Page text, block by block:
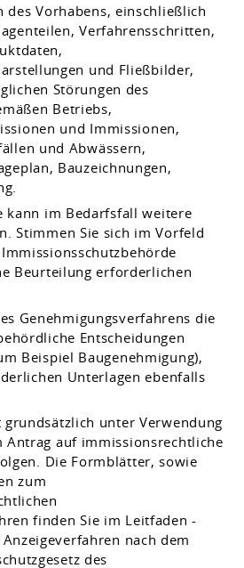
des Vorhabens, einschließlich
Verfahrensschritten,
und Fließbilder,
Störungen des
Betriebs,
und Immissionen,
und Abwässern,
Bauzeichnungen,
kann im Bedarfsfall weitere
Stimmen Sie sich im Vorfeld
Beurteilung erforderlichen
Genehmigungsverfahrens die
Entscheidungen
Beispiel Baugenehmigung),
Unterlagen ebenfalls
grundsätzlich unter Verwendung
Antrag auf immissionsrechtliche
Die Formblätter, sowie
zum
finden Sie im Leitfaden -
nach dem
des